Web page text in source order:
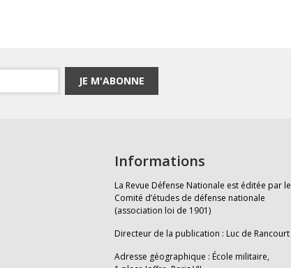
JE M'ABONNE
Informations
La Revue Défense Nationale est éditée par le
Comité d’études de défense nationale
(association loi de 1901)
Directeur de la publication : Luc de Rancourt
Adresse géographique : École militaire,